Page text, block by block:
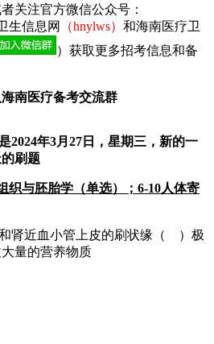
者关注官方微信公众号：
生信息网
（hnylws） 和海南医疗卫
）获取更多招考信息和备
南医疗备考交流群
2024年3月27日，星期三，新的一
刷题
织与胚胎学（单选）；6-10人体寄
近血小管上皮的刷状缘（ ）极
量的营养物质